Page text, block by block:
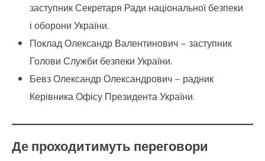
заступник Секретаря Ради національної безпеки
і оборони України.
Поклад Олександр Валентинович – заступник
Голови Служби безпеки України.
Бевз Олександр Олександрович – радник
Керівника Офісу Президента України.
Де проходитимуть переговори